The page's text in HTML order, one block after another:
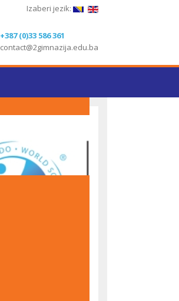
+387 (0)33 586 361
contact@2gimnazija.edu.ba
Izaberi jezik: